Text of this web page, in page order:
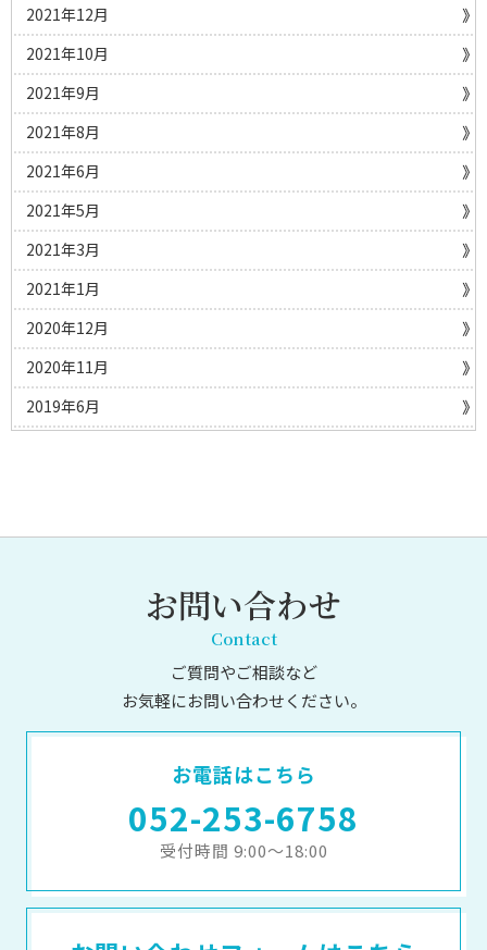
2021年12月
2021年10月
2021年9月
2021年8月
2021年6月
2021年5月
2021年3月
2021年1月
2020年12月
2020年11月
2019年6月
お問い合わせ
Contact
ご質問やご相談など
お気軽にお問い合わせください。
お電話はこちら
052-253-6758
受付時間 9:00～18:00